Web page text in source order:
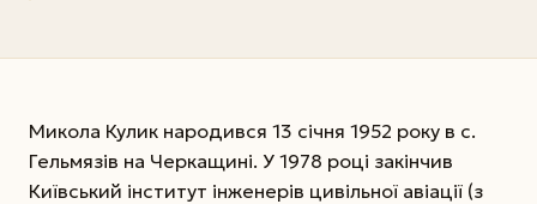
Микола Кулик народився 13 січня 1952 року в с.
Гельмязів на Черкащині. У 1978 році закінчив
Київський інститут інженерів цивільної авіації (з